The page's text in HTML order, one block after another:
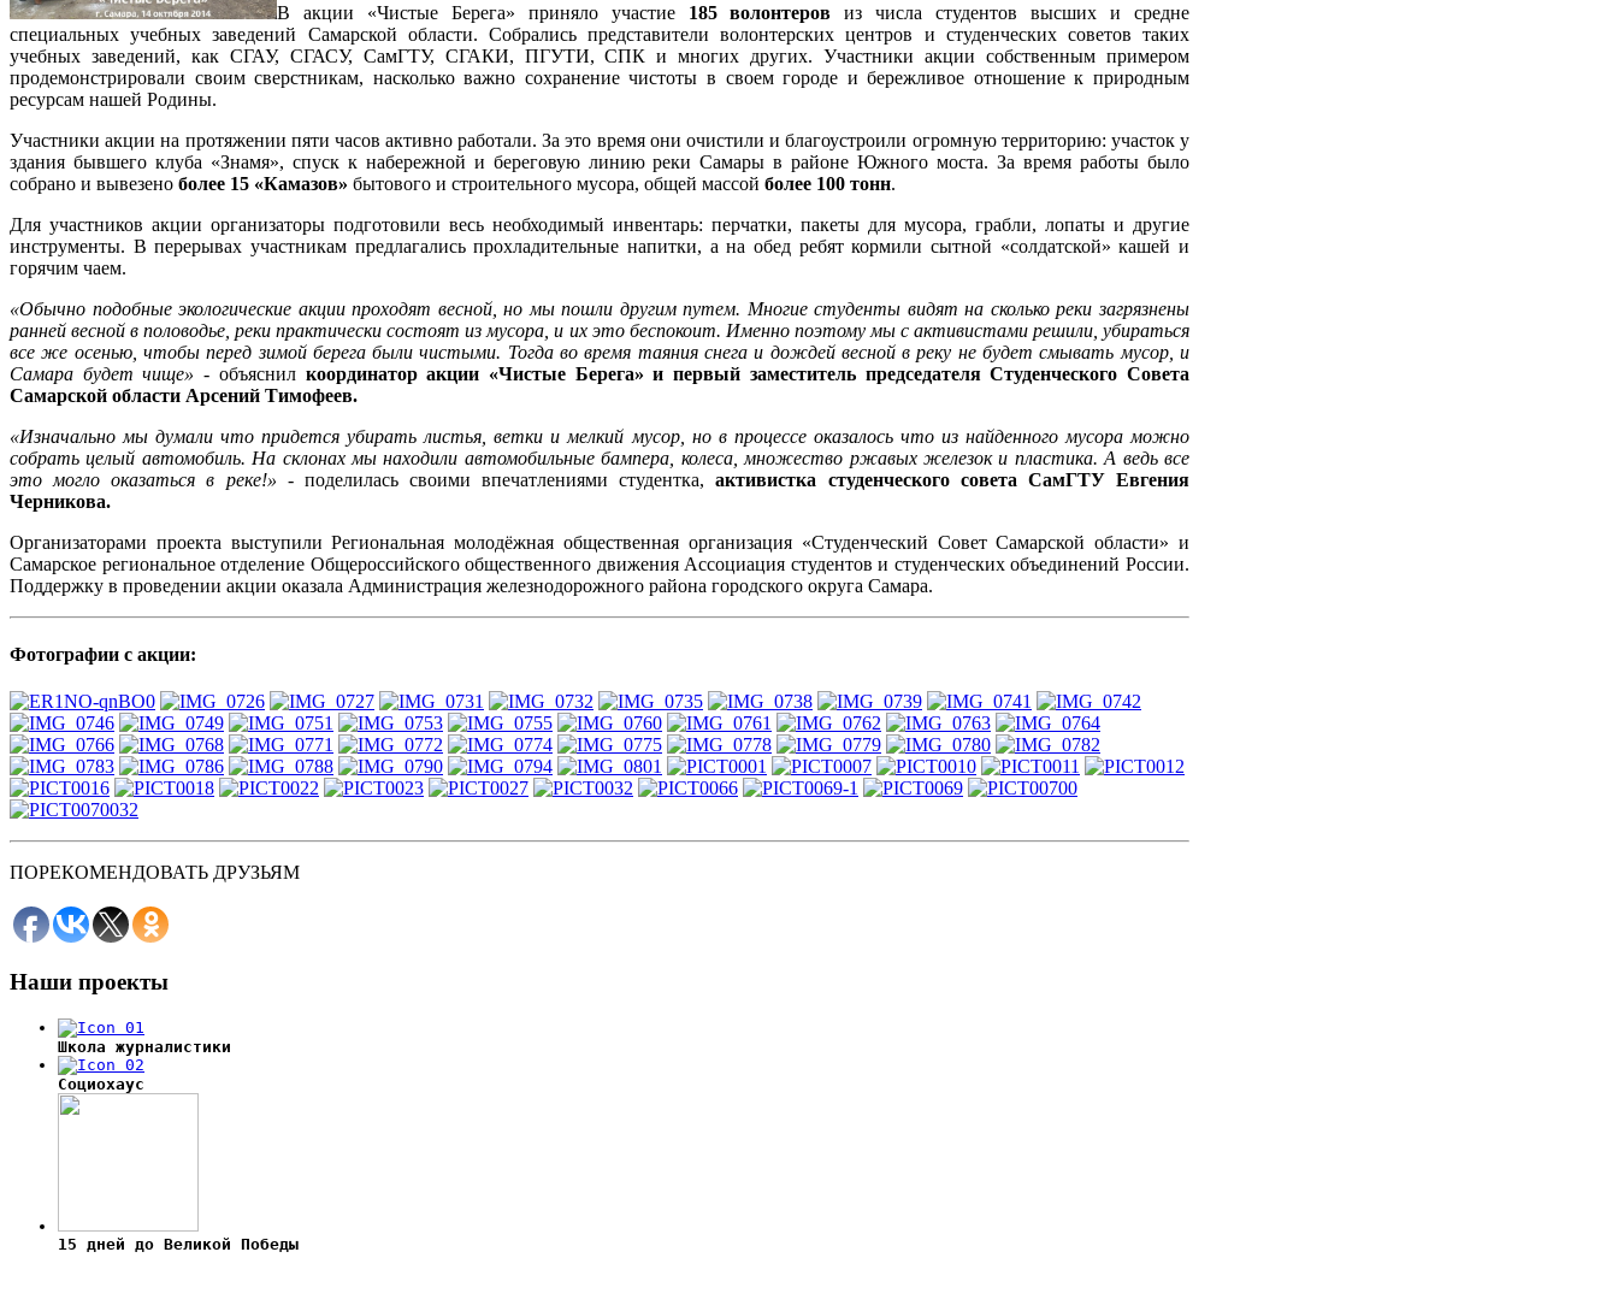
В акции «Чистые Берега» приняло участие 185 волонтеров из числа студентов высших и средне
специальных учебных заведений Самарской области. Собрались представители волонтерских центров и студенческих советов таких
учебных заведений, как СГАУ, СГАСУ, СамГТУ, СГАКИ, ПГУТИ, СПК и многих других. Участники акции собственным примером
продемонстрировали своим сверстникам, насколько важно сохранение чистоты в своем городе и бережливое отношение к природным
ресурсам нашей Родины.
Участники акции на протяжении пяти часов активно работали. За это время они очистили и благоустроили огромную территорию: участок у
здания бывшего клуба «Знамя», спуск к набережной и береговую линию реки Самары в районе Южного моста. За время работы было
собрано и вывезено более 15 «Камазов» бытового и строительного мусора, общей массой более 100 тонн.
Для участников акции организаторы подготовили весь необходимый инвентарь: перчатки, пакеты для мусора, грабли, лопаты и другие
инструменты. В перерывах участникам предлагались прохладительные напитки, а на обед ребят кормили сытной «солдатской» кашей и
горячим чаем.
«Обычно подобные экологические акции проходят весной, но мы пошли другим путем. Многие студенты видят на сколько реки загрязнены
ранней весной в половодье, реки практически состоят из мусора, и их это беспокоит. Именно поэтому мы с активистами решили, убираться
все же осенью, чтобы перед зимой берега были чистыми. Тогда во время таяния снега и дождей весной в реку не будет смывать мусор, и
Самара будет чище» - объяснил координатор акции «Чистые Берега» и первый заместитель председателя Студенческого Совета
Самарской области Арсений Тимофеев.
«Изначально мы думали что придется убирать листья, ветки и мелкий мусор, но в процессе оказалось что из найденного мусора можно
собрать целый автомобиль. На склонах мы находили автомобильные бампера, колеса, множество ржавых железок и пластика. А ведь все
это могло оказаться в реке!» - поделилась своими впечатлениями студентка,активистка студенческого совета СамГТУ Евгения
Черникова.
Организаторами проекта выступили Региональная молодёжная общественная организация «Студенческий Совет Самарской области» и
Самарское региональное отделение Общероссийского общественного движения Ассоциация студентов и студенческих объединений России.
Поддержку в проведении акции оказала Администрация железнодорожного района городского округа Самара.
Фотографии с акции:
ПОРЕКОМЕНДОВАТЬ ДРУЗЬЯМ
Наши проекты
Школа журналистики
Социохаус
15 дней до Великой Победы